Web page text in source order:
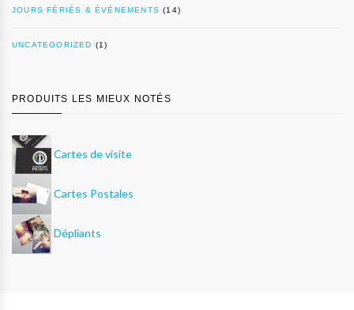
JOURS FÉRIÉS & ÉVÉNEMENTS (14)
UNCATEGORIZED (1)
PRODUITS LES MIEUX NOTÉS
Cartes de visite
Cartes Postales
Dépliants